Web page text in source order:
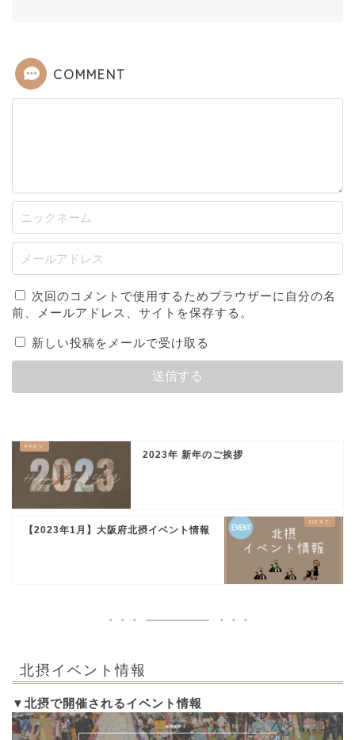
COMMENT
次回のコメントで使用するためブラウザーに自分の名
前、メールアドレス、サイトを保存する。
新しい投稿をメールで受け取る
2023年 新年のご挨拶
【2023年1月】大阪府北摂イベント情報
北摂イベント情報
▼北摂で開催されるイベント情報